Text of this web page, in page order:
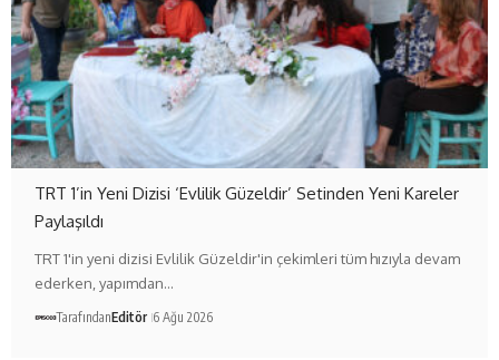
TRT 1’in Yeni Dizisi ‘Evlilik Güzeldir’ Setinden Yeni Kareler
Paylaşıldı
TRT 1'in yeni dizisi Evlilik Güzeldir'in çekimleri tüm hızıyla devam
ederken, yapımdan…
TarafındanEditör 6 Ağu 2026